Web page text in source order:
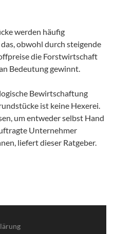
werden häufig
obwohl durch steigende
die Forstwirtschaft
Bedeutung gewinnt.
Bewirtschaftung
ist keine Hexerei.
um entweder selbst Hand
Unternehmer
liefert dieser Ratgeber.